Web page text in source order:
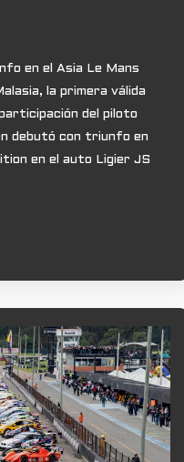
en el Asia Le Mans
la primera válida
del piloto
debutó con triunfo en
en el auto Ligier JS